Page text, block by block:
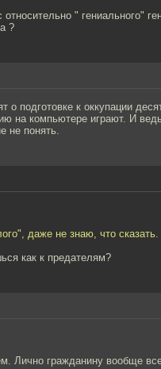
" гениального"
?
о подготовке к оккупации
на компьютере играют. И
не понять.
даже не знаю, что
как к предателям?
Лично гражданину вообще